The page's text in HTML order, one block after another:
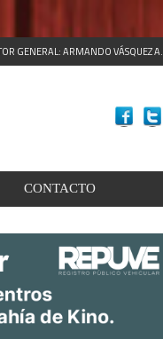
GENERAL: ARMANDO VÁSQUEZ A.
CONTACTO